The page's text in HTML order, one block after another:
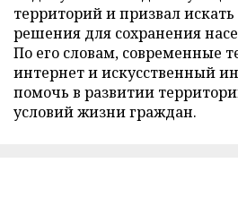
территорий и призвал
решения для сохранения
По его словам, современные
интернет и искусственный
помочь в развитии
условий жизни граждан.